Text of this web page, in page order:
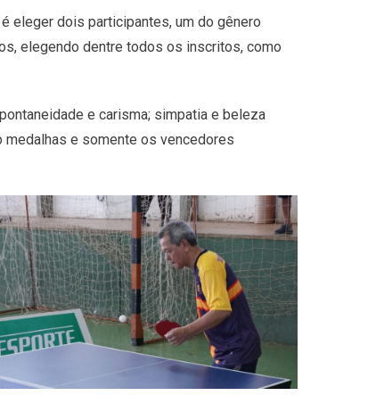
eleger dois participantes, um do gênero
elegendo dentre todos os inscritos, como
e carisma; simpatia e beleza
e somente os vencedores